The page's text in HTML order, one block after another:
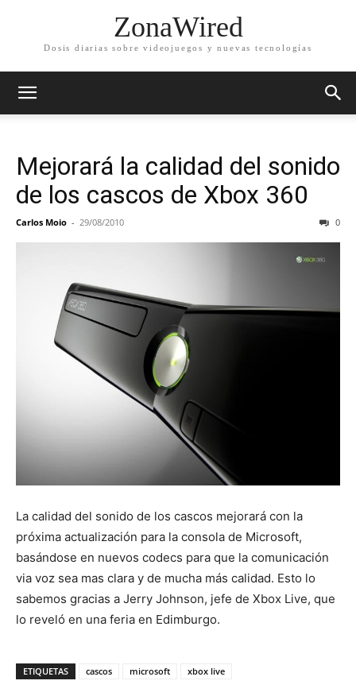
ZonaWired
Dosis diarias sobre videojuegos y nuevas tecnologías
Mejorará la calidad del sonido
de los cascos de Xbox 360
Carlos Moio - 29/08/2010 0
La calidad del sonido de los cascos mejorará con la
próxima actualización para la consola de Microsoft,
basándose en nuevos codecs para que la comunicación
via voz sea mas clara y de mucha más calidad. Esto lo
sabemos gracias a Jerry Johnson, jefe de Xbox Live, que
lo reveló en una feria en Edimburgo.
ETIQUETAS cascos microsoft xbox live